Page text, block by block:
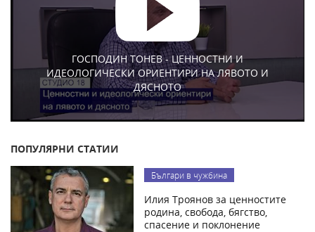
ГОСПОДИН ТОНЕВ - ЦЕННОСТНИ И
ИДЕОЛОГИЧЕСКИ ОРИЕНТИРИ НА ЛЯВОТО И
ДЯСНОТО
ПОПУЛЯРНИ СТАТИИ
Българи в чужбина
Илия Троянов за ценностите
родина, свобода, бягство,
спасение и поклонение